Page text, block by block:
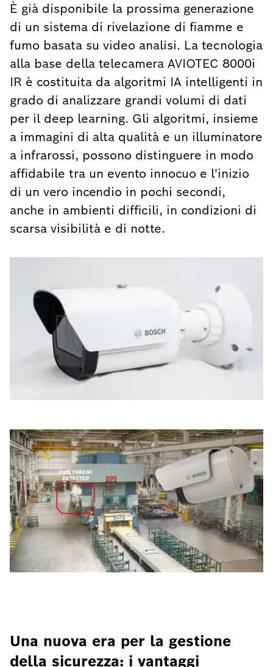
È già disponibile la prossima generazione
di un sistema di rivelazione di fiamme e
fumo basata su video analisi. La tecnologia
alla base della telecamera AVIOTEC 8000i
IR è costituita da algoritmi IA intelligenti in
grado di analizzare grandi volumi di dati
per il deep learning. Gli algoritmi, insieme
a immagini di alta qualità e un illuminatore
a infrarossi, possono distinguere in modo
affidabile tra un evento innocuo e l'inizio
di un vero incendio in pochi secondi,
anche in ambienti difficili, in condizioni di
scarsa visibilità e di notte.
Una nuova era per la gestione
della sicurezza: i vantaggi